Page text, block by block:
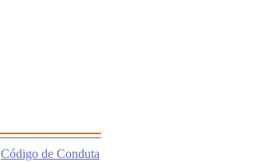
Código de Conduta